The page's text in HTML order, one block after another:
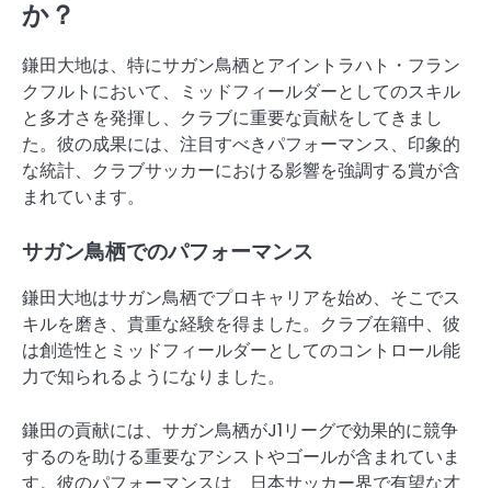
か？
鎌田大地は、特にサガン鳥栖とアイントラハト・フラン
クフルトにおいて、ミッドフィールダーとしてのスキル
と多才さを発揮し、クラブに重要な貢献をしてきまし
た。彼の成果には、注目すべきパフォーマンス、印象的
な統計、クラブサッカーにおける影響を強調する賞が含
まれています。
サガン鳥栖でのパフォーマンス
鎌田大地はサガン鳥栖でプロキャリアを始め、そこでス
キルを磨き、貴重な経験を得ました。クラブ在籍中、彼
は創造性とミッドフィールダーとしてのコントロール能
力で知られるようになりました。
鎌田の貢献には、サガン鳥栖がJ1リーグで効果的に競争
するのを助ける重要なアシストやゴールが含まれていま
す。彼のパフォーマンスは、日本サッカー界で有望な才